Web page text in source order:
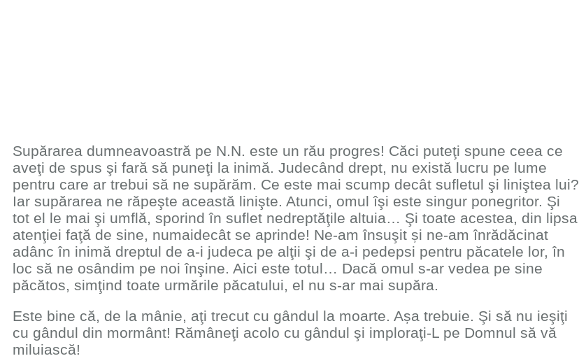
Supărarea dumneavoastră pe N.N. este un rău progres! Căci puteţi spune ceea ce
aveţi de spus şi fară să puneţi la inimă. Judecând drept, nu există lucru pe lume
pentru care ar trebui să ne supărăm. Ce este mai scump decât sufletul şi liniştea lui?
Iar supărarea ne răpeşte această linişte. Atunci, omul îşi este singur ponegritor. Şi
tot el le mai şi umflă, sporind în suflet nedreptăţile altuia… Şi toate acestea, din lipsa
atenţiei faţă de sine, numaidecât se aprinde! Ne-am însuşit și ne-am înrădăcinat
adânc în inimă dreptul de a-i judeca pe alţii şi de a-i pedepsi pentru păcatele lor, în
loc să ne osândim pe noi înşine. Aici este totul… Dacă omul s-ar vedea pe sine
păcătos, simţind toate urmările păcatului, el nu s-ar mai supăra.
Este bine că, de la mânie, aţi trecut cu gândul la moarte. Așa trebuie. Şi să nu ieşiţi
cu gândul din mormânt! Rămâneţi acolo cu gândul şi imploraţi-L pe Domnul să vă
miluiască!